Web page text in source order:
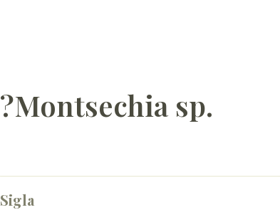
?Montsechia sp.
Sigla